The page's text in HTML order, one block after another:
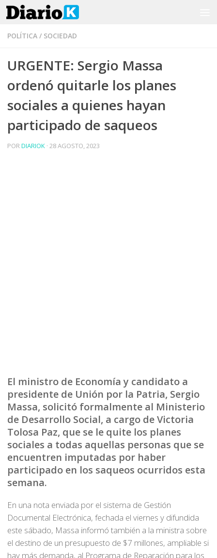
Saltar al contenido
POLÍTICA / SOCIEDAD
URGENTE: Sergio Massa
ordenó quitarle los planes
sociales a quienes hayan
participado de saqueos
PORDIARIOK · 28 AGOSTO, 2023
El ministro de Economía y candidato a
presidente de Unión por la Patria, Sergio
Massa, solicitó formalmente al Ministerio
de Desarrollo Social, a cargo de Victoria
Tolosa Paz, que se le quite los planes
sociales a todas aquellas personas que se
encuentren imputadas por haber
participado en los saqueos ocurridos esta
semana.
En una nota enviada por el sistema de Gestión
Documental Electrónica, fechada el viernes y difundida
este sábado, Massa informó también a la ministra sobre
el destino de un presupuesto de $7 millones, ampliable si
hay más demanda, al Programa de Reparación para los